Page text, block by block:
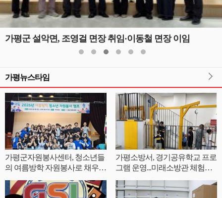
가평군 설악면, 조영걸 면장 취임·이동철 면장 이임
가평뉴스타임
가평군자원봉사센터, 청소년들
의 여름방학 자원봉사로 채우
다.
가평소방서, 경기공유학교 프로
그램 운영...미래소방관 체험으
로 안전의식 높여